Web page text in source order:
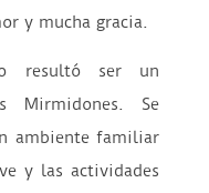
y mucha gracia.
resultó ser un
Mirmidones. Se
ambiente familiar
y las actividades